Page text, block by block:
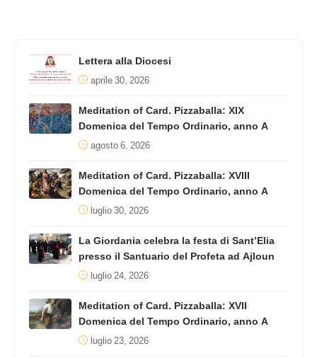
Lettera alla Diocesi
aprile 30, 2026
Meditation of Card. Pizzaballa: XIX
Domenica del Tempo Ordinario, anno A
agosto 6, 2026
Meditation of Card. Pizzaballa: XVIII
Domenica del Tempo Ordinario, anno A
luglio 30, 2026
La Giordania celebra la festa di Sant’Elia
presso il Santuario del Profeta ad Ajloun
luglio 24, 2026
Meditation of Card. Pizzaballa: XVII
Domenica del Tempo Ordinario, anno A
luglio 23, 2026